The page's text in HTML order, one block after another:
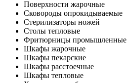
Поверхности жарочные
Сковороды опрокидываемые
Стерилизаторы ножей
Столы тепловые
Фритюрницы промышленные
Шкафы жарочные
Шкафы пекарские
Шкафы расстоечные
Шкафы тепловые